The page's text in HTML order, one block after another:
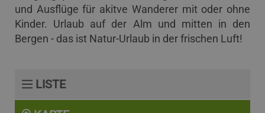
und Ausflüge für akitve Wanderer mit oder ohne
Kinder. Urlaub auf der Alm und mitten in den
Bergen - das ist Natur-Urlaub in der frischen Luft!
LISTE